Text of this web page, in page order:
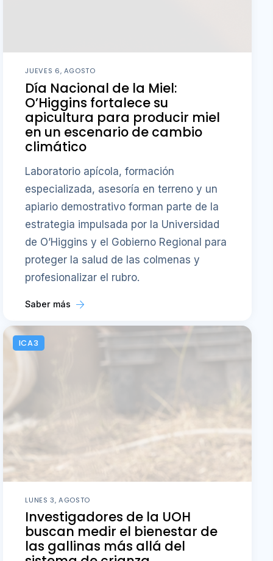
JUEVES 6, AGOSTO
Día Nacional de la Miel:
O’Higgins fortalece su
apicultura para producir miel
en un escenario de cambio
climático
Laboratorio apícola, formación
especializada, asesoría en terreno y un
apiario demostrativo forman parte de la
estrategia impulsada por la Universidad
de O’Higgins y el Gobierno Regional para
proteger la salud de las colmenas y
profesionalizar el rubro.
Saber más
ICA3
LUNES 3, AGOSTO
Investigadores de la UOH
buscan medir el bienestar de
las gallinas más allá del